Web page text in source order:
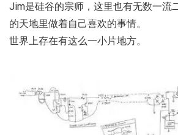
Jim是硅谷的宗师，这里也有无数一流
的天地里做着自己喜欢的事情。
世界上存在有这么一小片地方。